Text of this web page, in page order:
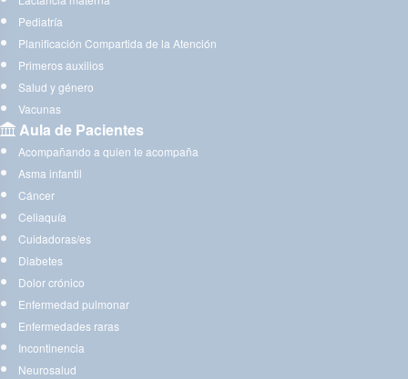
Pediatría
Planificación Compartida de la Atención
Primeros auxilios
Salud y género
Vacunas
Aula de Pacientes
Acompañando a quien te acompaña
Asma infantil
Cáncer
Celiaquía
Cuidadoras/es
Diabetes
Dolor crónico
Enfermedad pulmonar
Enfermedades raras
Incontinencia
Neurosalud